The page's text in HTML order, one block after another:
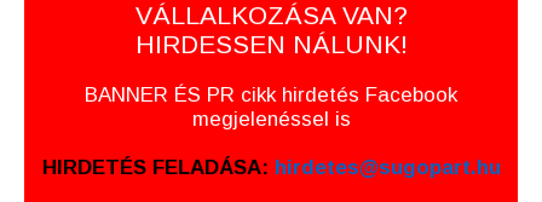
VÁLLALKOZÁSA VAN?
HIRDESSEN NÁLUNK!
BANNER ÉS PR cikk hirdetés Facebook
megjelenéssel is
HIRDETÉS FELADÁSA: hirdetes@sugopart.hu